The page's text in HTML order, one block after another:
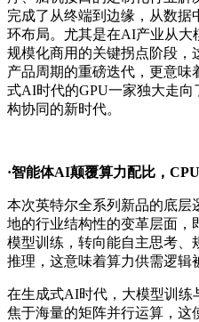
完成了从终端到边缘，从数
环布局。尤其是在AI产业从
规模化商用的关键拐点阶段，
产品周期的重磅迭代，更意
式AI时代的GPU一家独大走向
构协同的新时代。
·智能体AI颠覆算力配比，
本次英特尔全系列新品的底层
地的行业结构性的变革层面
模型训练，转向能自主思考、
推理，这意味着算力供需逻辑
在生成式AI时代，大模型训练
焦于海量的矩阵并行运算，这